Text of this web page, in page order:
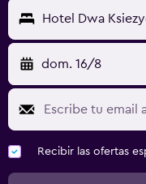
Hotel Dwa
dom. 16/8
Recibir las ofertas